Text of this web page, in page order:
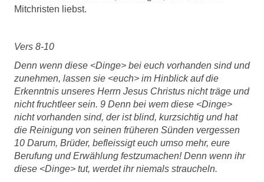
Mitchristen liebst.
Vers 8-10
Denn wenn diese <Dinge> bei euch vorhanden sind und
zunehmen, lassen sie <euch> im Hinblick auf die
Erkenntnis unseres Herrn Jesus Christus nicht träge und
nicht fruchtleer sein. 9 Denn bei wem diese <Dinge>
nicht vorhanden sind, der ist blind, kurzsichtig und hat
die Reinigung von seinen früheren Sünden vergessen
10 Darum, Brüder, befleissigt euch umso mehr, eure
Berufung und Erwählung festzumachen! Denn wenn ihr
diese <Dinge> tut, werdet ihr niemals straucheln.